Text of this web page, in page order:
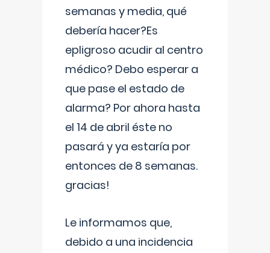
semanas y media, qué
debería hacer?Es
epligroso acudir al centro
médico? Debo esperar a
que pase el estado de
alarma? Por ahora hasta
el 14 de abril éste no
pasará y ya estaría por
entonces de 8 semanas.
gracias!
Le informamos que,
debido a una incidencia